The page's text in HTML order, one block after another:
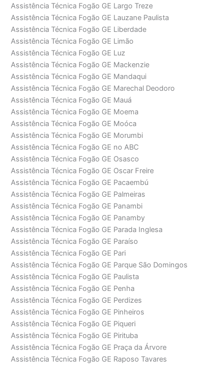
Assistência Técnica Fogão GE Largo Treze
Assistência Técnica Fogão GE Lauzane Paulista
Assistência Técnica Fogão GE Liberdade
Assistência Técnica Fogão GE Limão
Assistência Técnica Fogão GE Luz
Assistência Técnica Fogão GE Mackenzie
Assistência Técnica Fogão GE Mandaqui
Assistência Técnica Fogão GE Marechal Deodoro
Assistência Técnica Fogão GE Mauá
Assistência Técnica Fogão GE Moema
Assistência Técnica Fogão GE Moóca
Assistência Técnica Fogão GE Morumbi
Assistência Técnica Fogão GE no ABC
Assistência Técnica Fogão GE Osasco
Assistência Técnica Fogão GE Oscar Freire
Assistência Técnica Fogão GE Pacaembú
Assistência Técnica Fogão GE Palmeiras
Assistência Técnica Fogão GE Panambi
Assistência Técnica Fogão GE Panamby
Assistência Técnica Fogão GE Parada Inglesa
Assistência Técnica Fogão GE Paraíso
Assistência Técnica Fogão GE Pari
Assistência Técnica Fogão GE Parque São Domingos
Assistência Técnica Fogão GE Paulista
Assistência Técnica Fogão GE Penha
Assistência Técnica Fogão GE Perdizes
Assistência Técnica Fogão GE Pinheiros
Assistência Técnica Fogão GE Piqueri
Assistência Técnica Fogão GE Pirituba
Assistência Técnica Fogão GE Praça da Árvore
Assistência Técnica Fogão GE Raposo Tavares